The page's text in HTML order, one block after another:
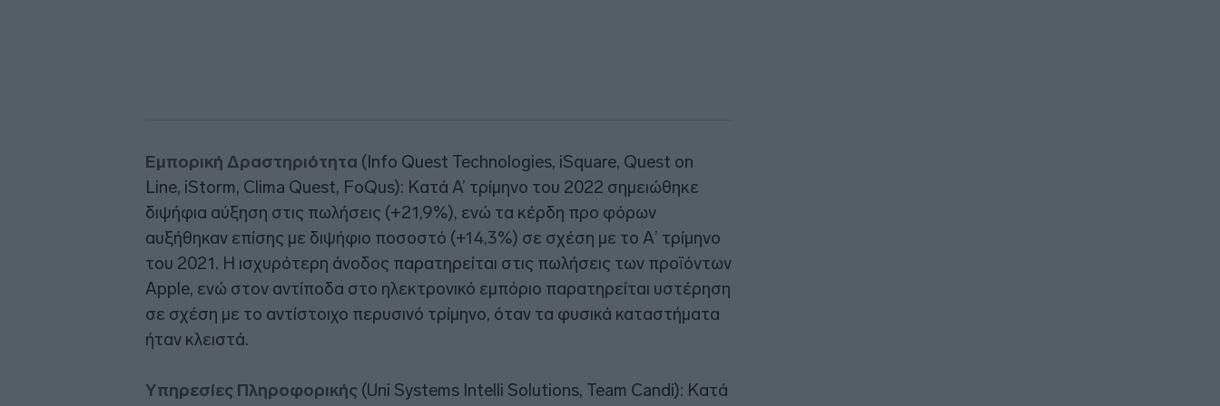
Εμπορική Δραστηριότητα (Info Quest Technologies, iSquare, Quest on
Line, iStorm, Clima Quest, FoQus): Κατά A’ τρίμηνο του 2022 σημειώθηκε
διψήφια αύξηση στις πωλήσεις (+21,9%), ενώ τα κέρδη προ φόρων
αυξήθηκαν επίσης με διψήφιο ποσοστό (+14,3%) σε σχέση με το Α’ τρίμηνο
του 2021. Η ισχυρότερη άνοδος παρατηρείται στις πωλήσεις των προϊόντων
Apple, ενώ στον αντίποδα στο ηλεκτρονικό εμπόριο παρατηρείται υστέρηση
σε σχέση με το αντίστοιχο περυσινό τρίμηνο, όταν τα φυσικά καταστήματα
ήταν κλειστά.
Υπηρεσίες Πληροφορικής (Uni Systems Intelli Solutions, Team Candi): Κατά